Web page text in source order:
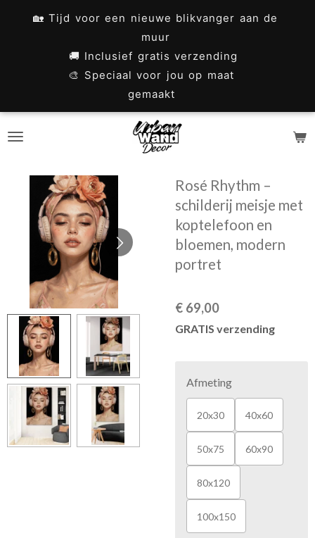
🏡 Tijd voor een nieuwe blikvanger aan de
muur
🚚 Inclusief gratis verzending
🎨 Speciaal voor jou op maat
gemaakt
Rosé Rhythm –
schilderij meisje met
koptelefoon en
bloemen, modern
portret
€ 69,00
GRATIS verzending
Afmeting
20x30 40x60
50x75 60x90
80x120
100x150